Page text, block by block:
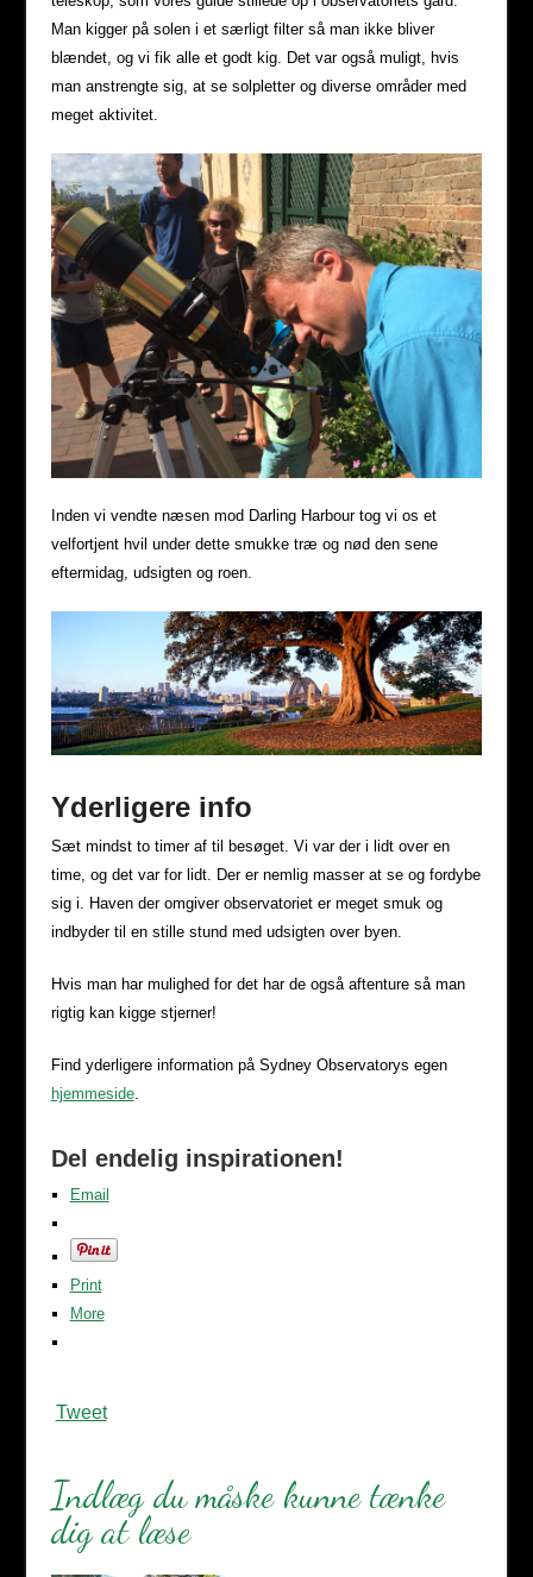
Man kigger på solen i et særligt filter så man ikke bliver
blændet, og vi fik alle et godt kig. Det var også muligt, hvis
man anstrengte sig, at se solpletter og diverse områder med
meget aktivitet.
Inden vi vendte næsen mod Darling Harbour tog vi os et
velfortjent hvil under dette smukke træ og nød den sene
eftermidag, udsigten og roen.
Yderligere info
Sæt mindst to timer af til besøget. Vi var der i lidt over en
time, og det var for lidt. Der er nemlig masser at se og fordybe
sig i. Haven der omgiver observatoriet er meget smuk og
indbyder til en stille stund med udsigten over byen.
Hvis man har mulighed for det har de også aftenture så man
rigtig kan kigge stjerner!
Find yderligere information på Sydney Observatorys egen
hjemmeside.
Del endelig inspirationen!
Email
Print
More
Tweet
Indlæg du måske kunne tænke
dig at læse